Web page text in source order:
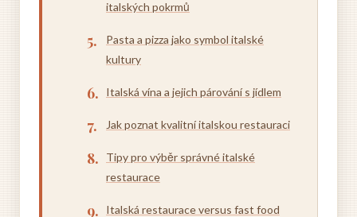
italských pokrmů
Pasta a pizza jako symbol italské
kultury
Italská vína a jejich párování s jídlem
Jak poznat kvalitní italskou restauraci
Tipy pro výběr správné italské
restaurace
Italská restaurace versus fast food